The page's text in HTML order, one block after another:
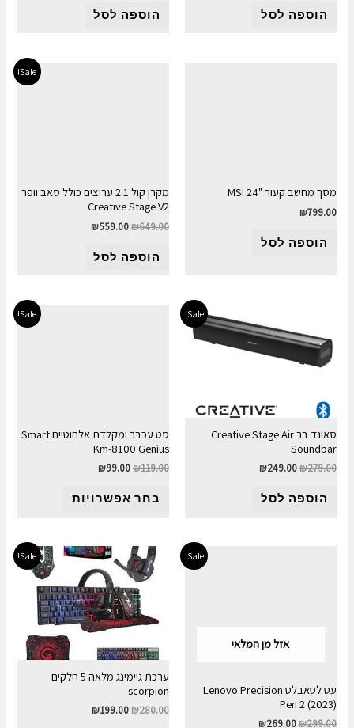
הוספה לסל הוספה לסל
מסך מחשב קעור "MSI 24
₪799.00
הוספה לסל
Sale!
מקרן קול 2.1 ערוצים כולל סאב וופר
Creative Stage V2
₪649.00
₪559.00
הוספה לסל
Sale!
סאונד בר Creative Stage Air
Soundbar
₪279.00
₪249.00
הוספה לסל
Sale!
סט עכבר ומקלדת אלחוטיים Smart
Km-8100 Genius
₪119.00
₪99.00
בחר אפשרויות
Sale!
אזל מן המלאי
עט לטאבלט Lenovo Precision
Pen 2 (2023)
₪299.00
₪269.00
Sale!
ערכת גיימינג מלאה 5 חלקים
scorpion
₪280.00
₪199.00